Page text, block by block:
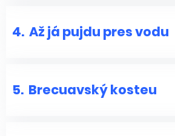
4. Až já pujdu pres vodu
5. Brecuavský kosteu